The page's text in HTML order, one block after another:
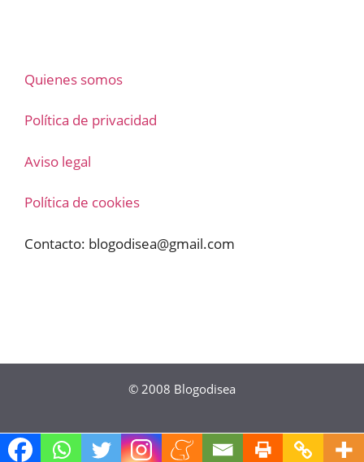
Quienes somos
Política de privacidad
Aviso legal
Política de cookies
Contacto: blogodisea@gmail.com
© 2008 Blogodisea